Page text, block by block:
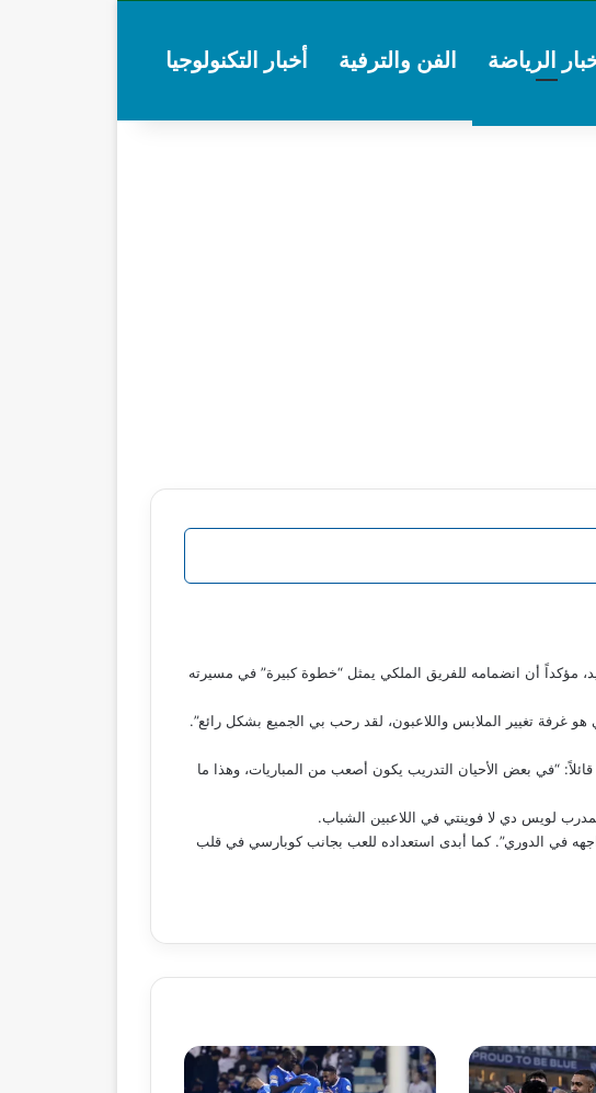
الرياضة الفن والترفية أخبار التكنولوجيا
مؤكداً أن انضمامه للفريق الملكي يمثل “خطوة كبيرة” في مسيرته
غرفة تغيير الملابس واللاعبون، لقد رحب بي الجميع بشكل رائع”.
“في بعض الأحيان التدريب يكون أصعب من المباريات، وهذا ما
لويس دي لا فوينتي في اللاعبين الشباب.
في الدوري”. كما أبدى استعداده للعب بجانب كوبارسي في قلب